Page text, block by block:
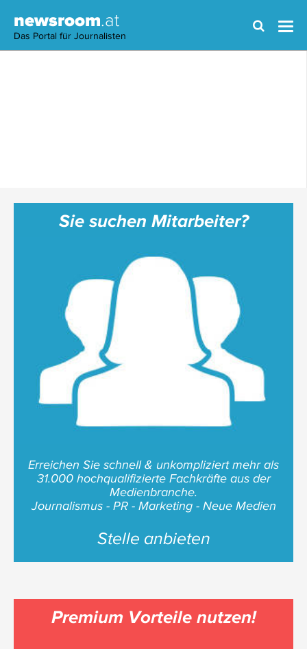
newsroom.at
Das Portal für Journalisten
Sie suchen Mitarbeiter?
Erreichen Sie schnell & unkompliziert mehr als
31.000 hochqualifizierte Fachkräfte aus der
Medienbranche.
Journalismus - PR - Marketing - Neue Medien
Stelle anbieten
Premium Vorteile nutzen!